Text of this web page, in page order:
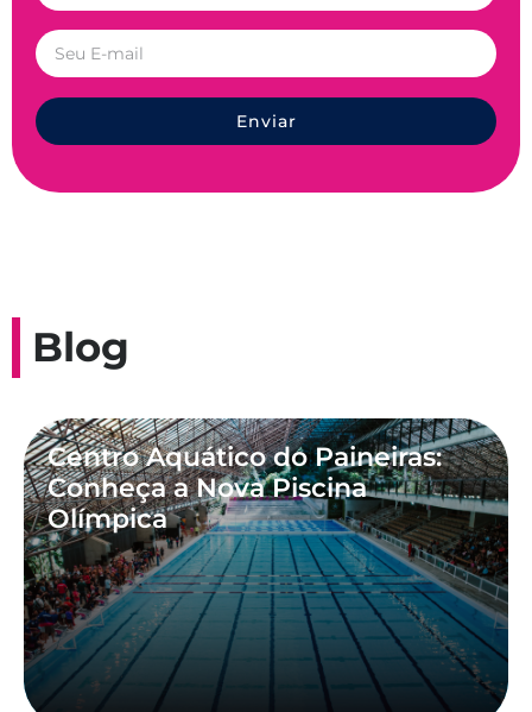
Enviar
Blog
Centro Aquático do Paineiras:
Conheça a Nova Piscina
Olímpica